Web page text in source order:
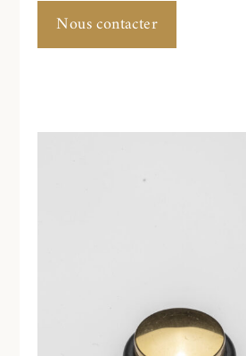
Nous contacter